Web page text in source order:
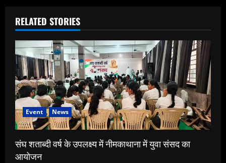
RELATED STORIES
Event News
संघ शताब्दी वर्ष के उपलक्ष्य में नीमकाथाना में युवा संसद का
आयोजन